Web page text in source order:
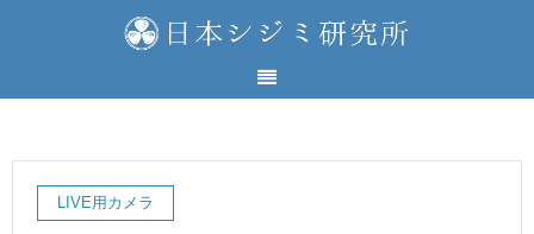
LIVE用カメラ